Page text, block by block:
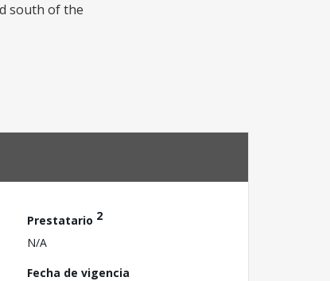
south of the
Prestatario 2
N/A
Fecha de vigencia